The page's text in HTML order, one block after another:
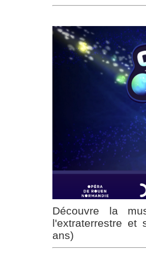
Découvre la
l'extraterrestre et
ans)